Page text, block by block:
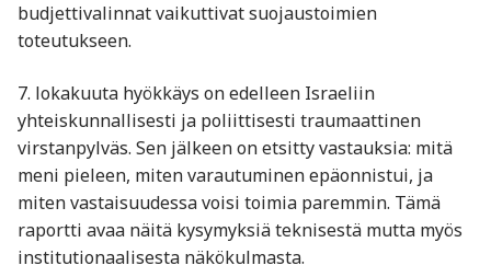
budjettivalinnat vaikuttivat suojaustoimien
toteutukseen.
7. lokakuuta hyökkäys on edelleen Israeliin
yhteiskunnallisesti ja poliittisesti traumaattinen
virstanpylväs. Sen jälkeen on etsitty vastauksia: mitä
meni pieleen, miten varautuminen epäonnistui, ja
miten vastaisuudessa voisi toimia paremmin. Tämä
raportti avaa näitä kysymyksiä teknisestä mutta myös
institutionaalisesta näkökulmasta.